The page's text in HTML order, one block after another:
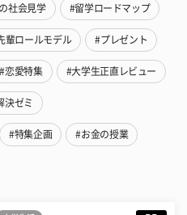
社会見学 #留学ロードマップ
輩ロールモデル #プレゼント
#恋愛特集 #大学生正直レビュー
決ゼミ
#特集企画 #お金の授業